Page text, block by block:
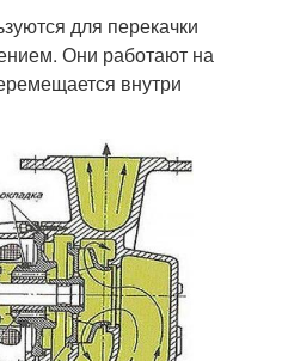
для перекачки
Они работают на
внутри